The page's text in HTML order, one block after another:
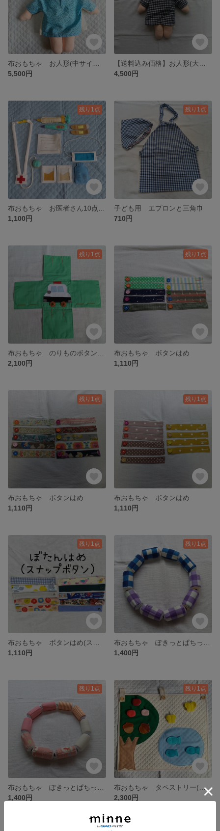
5,500円
4,500円
残り1点
1,100円
残り1点
子ども用 エプロンと三角巾
710円
残り1点
2,100円
残り1点
布おもちゃ ボタンはめ
1,110円
残り1点
布おもちゃ ボタンはめ
1,110円
残り1点
布おもちゃ ボタンはめ
1,110円
残り1点
1,110円
残り1点
1,400円
残り1点
1,400円
残り1点
布おもちゃ タペストリー(フォレスト)
2,300円